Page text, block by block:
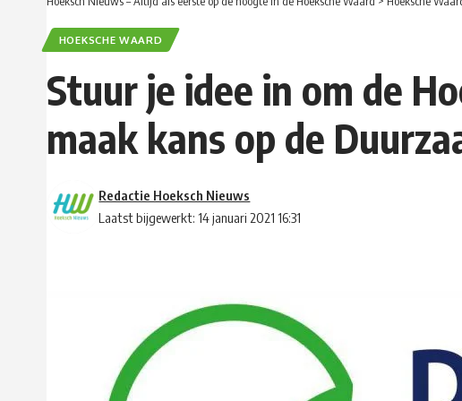
HOEKSCHE WAARD
Stuur je idee in om de
maak kans op de
Laatst bijgewerkt: 14 januari 2021 16:31
Redactie Hoeksch Nieuws